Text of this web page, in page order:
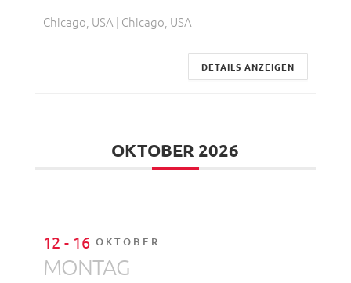
Chicago, USA | Chicago, USA
DETAILS ANZEIGEN
OKTOBER 2026
12 - 16 OKTOBER
MONTAG